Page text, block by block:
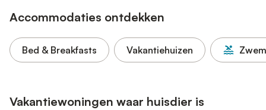
Accommodaties ontdekken
Bed & Breakfasts Vakantiehuizen
Vakantiewoningen waar huisdier is